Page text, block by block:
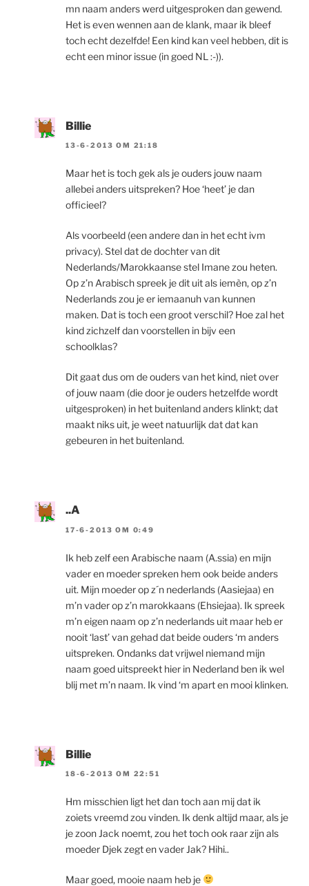
mn naam anders werd uitgesproken dan gewend.
Het is even wennen aan de klank, maar ik bleef
toch echt dezelfde! Een kind kan veel hebben, dit is
echt een minor issue (in goed NL :-)).
Billie
13-6-2013 OM 21:18
Maar het is toch gek als je ouders jouw naam
allebei anders uitspreken? Hoe ‘heet’ je dan
officieel?
Als voorbeeld (een andere dan in het echt ivm
privacy). Stel dat de dochter van dit
Nederlands/Marokkaanse stel Imane zou heten.
Op z’n Arabisch spreek je dit uit als iemèn, op z’n
Nederlands zou je er iemaanuh van kunnen
maken. Dat is toch een groot verschil? Hoe zal het
kind zichzelf dan voorstellen in bijv een
schoolklas?
Dit gaat dus om de ouders van het kind, niet over
of jouw naam (die door je ouders hetzelfde wordt
uitgesproken) in het buitenland anders klinkt; dat
maakt niks uit, je weet natuurlijk dat dat kan
gebeuren in het buitenland.
..A
17-6-2013 OM 0:49
Ik heb zelf een Arabische naam (A.ssia) en mijn
vader en moeder spreken hem ook beide anders
uit. Mijn moeder op z´n nederlands (Aasiejaa) en
m’n vader op z’n marokkaans (Ehsiejaa). Ik spreek
m’n eigen naam op z’n nederlands uit maar heb er
nooit ‘last’ van gehad dat beide ouders ‘m anders
uitspreken. Ondanks dat vrijwel niemand mijn
naam goed uitspreekt hier in Nederland ben ik wel
blij met m’n naam. Ik vind ‘m apart en mooi klinken.
Billie
18-6-2013 OM 22:51
Hm misschien ligt het dan toch aan mij dat ik
zoiets vreemd zou vinden. Ik denk altijd maar, als je
je zoon Jack noemt, zou het toch ook raar zijn als
moeder Djek zegt en vader Jak? Hihi..
Maar goed, mooie naam heb je